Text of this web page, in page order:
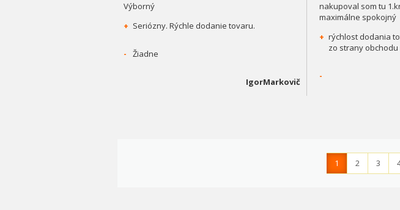
Výborný
+ Seriózny. Rýchle dodanie tovaru.
- Žiadne
IgorMarkovič
nakupoval som tu
maximálne spokojný
+ rýchlost dodania
zo strany obchodu
-
1 2 3